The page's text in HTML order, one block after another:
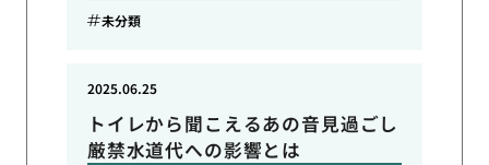
未分類
トイレから聞こえるあの音見過ごし
厳禁水道代への影響とは
2025.06.25